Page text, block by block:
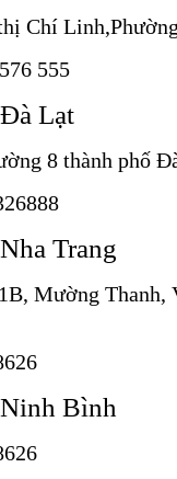
Chí
555
Lạt
8 thành phố
Trang
Mường Thanh,
Bình